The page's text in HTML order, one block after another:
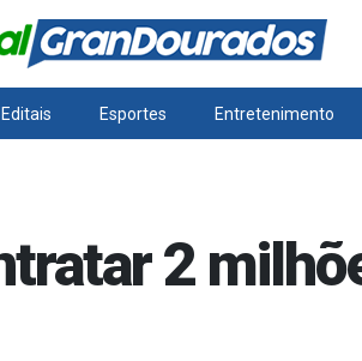
Editais Esportes Entretenimento
2